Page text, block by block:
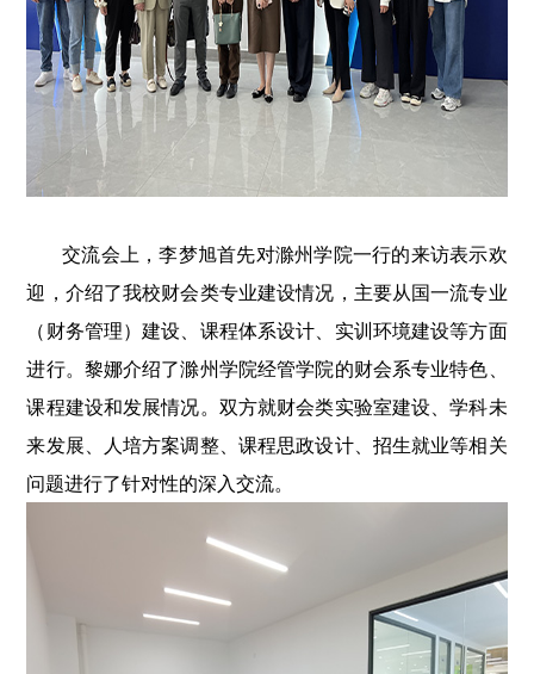
交流会上，李梦旭首先对滁州学院一行的来访表示欢
迎，介绍了我校财会类专业建设情况，主要从国一流专业
（财务管理）建设、课程体系设计、实训环境建设等方面
进行。黎娜介绍了滁州学院经管学院的财会系专业特色、
课程建设和发展情况。双方就财会类实验室建设、学科未
来发展、人培方案调整、课程思政设计、招生就业等相关
问题进行了针对性的深入交流。